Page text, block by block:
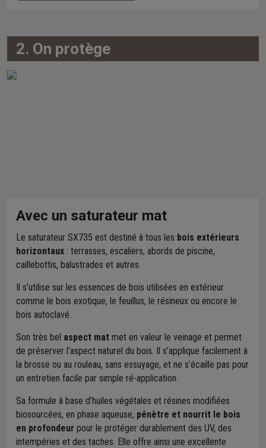
2. On protège
Avec un saturateur mat
Le saturateur SX735 est destiné à tous les bois extérieurs
horizontaux : terrasses, escaliers, abords de piscine,
caillebottis, balustrades et autres.
Il s’utilise sur les essences de bois utilisées en extérieur
comme le bois exotique, le feuillus, le résineux ou encore le
bois autoclavé.
Son très bel aspect mat met en valeur le veinage et permet
de préserver l’aspect naturel du bois. Il s’applique facilement à
la brosse ou au rouleau, sans essuyage, et ne s’écaille pas pour
un entretien facile par simple ré-application.
Sa formule à base d’huiles végétales et résines modifiées
biosourcées, en phase aqueuse, pénètre et nourrit le bois
en profondeur pour le protéger durablement des UV, des
intempéries et des taches. Elle offre ainsi une excellente